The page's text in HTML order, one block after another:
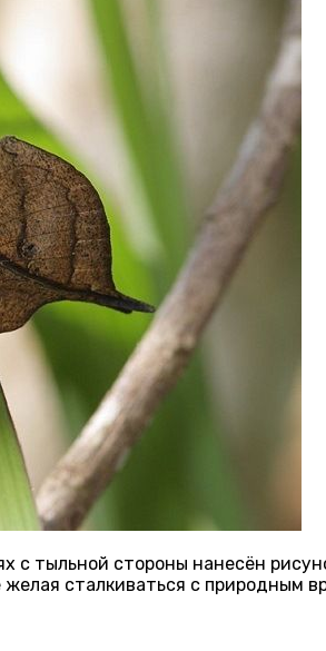
с тыльной стороны нанесён
сталкиваться с природным